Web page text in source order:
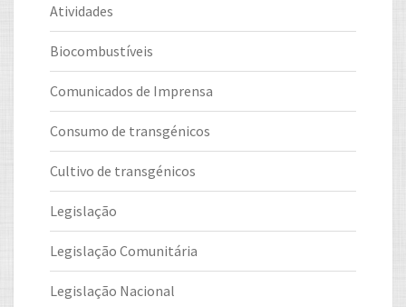
Atividades
Biocombustíveis
Comunicados de Imprensa
Consumo de transgénicos
Cultivo de transgénicos
Legislação
Legislação Comunitária
Legislação Nacional